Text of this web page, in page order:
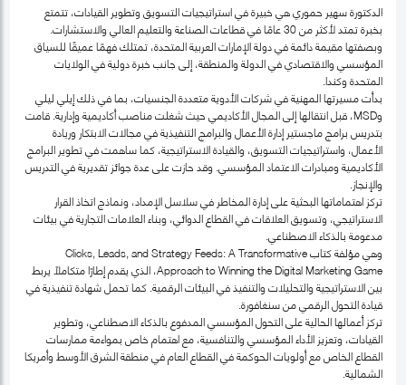
الدكتورة سهير حموري هي خبيرة في استراتيجيات التسويق وتطوير القيادات، تتمتع
بخبرة تمتد لأكثر من 30 عامًا في قطاعات الصناعة والتعليم العالي والاستشارات.
وبصفتها مقيمة دائمة في دولة الإمارات العربية المتحدة، تمتلك فهمًا عميقًا للسياق
المؤسسي والاقتصادي في الدولة والمنطقة، إلى جانب خبرة دولية في الولايات
المتحدة وكندا.
بدأت مسيرتها المهنية في شركات الأدوية متعددة الجنسيات، بما في ذلك إيلي ليلي
وMSD، قبل انتقالها إلى المجال الأكاديمي حيث شغلت مناصب أكاديمية وإدارية. قامت
بتدريس برامج ماجستير إدارة الأعمال والبرامج التنفيذية في مجالات الابتكار وريادة
الأعمال، واستراتيجيات التسويق، والقيادة الاستراتيجية، كما ساهمت في تطوير البرامج
الأكاديمية ومبادرات الاعتماد المؤسسي. وقد حازت على عدة جوائز تقديرية في التدريس
والإنجاز.
تركز اهتماماتها البحثية على إدارة المخاطر في سلاسل الإمداد، ونماذج اتخاذ القرار
الاستراتيجي، وتسويق العلاقات في القطاع الدوائي، وبناء العلامات التجارية في بيئات
مدعومة بالذكاء الاصطناعي.
وهي مؤلفة كتاب Clicks, Leads, and Strategy Feeds: A Transformative
Approach to Winning the Digital Marketing Game، الذي يقدم إطارًا متكاملًا يربط
بين الاستراتيجية والتحليلات والتنفيذ في البيئات الرقمية. كما تحمل شهادة تنفيذية في
قيادة التحول الرقمي من سنغافورة.
تركز أعمالها الحالية على التحول المؤسسي المدفوع بالذكاء الاصطناعي، وتطوير
القيادات، وتعزيز الأداء المؤسسي والتنافسية، مع اهتمام خاص بمواءمة ممارسات
القطاع الخاص مع أولويات الحوكمة في القطاع العام في منطقة الشرق الأوسط وأمريكا
الشمالية.